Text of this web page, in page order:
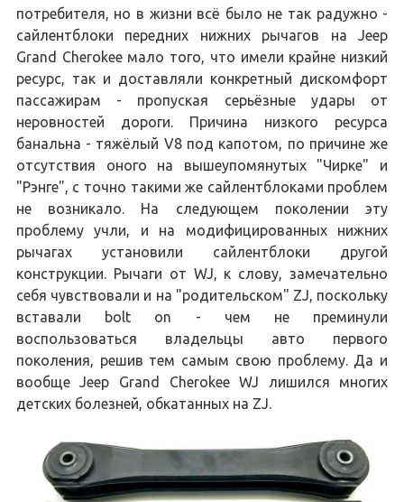
потребителя, но в жизни всё было не так радужно -
сайлентблоки передних нижних рычагов на Jeep
Grand Cherokee мало того, что имели крайне низкий
ресурс, так и доставляли конкретный дискомфорт
пассажирам - пропуская серьёзные удары от
неровностей дороги. Причина низкого ресурса
банальна - тяжёлый V8 под капотом, по причине же
отсутствия оного на вышеупомянутых "Чирке" и
"Рэнге", с точно такими же сайлентблоками проблем
не возникало. На следующем поколении эту
проблему учли, и на модифицированных нижних
рычагах установили сайлентблоки другой
конструкции. Рычаги от WJ, к слову, замечательно
себя чувствовали и на "родительском" ZJ, поскольку
вставали bolt on - чем не преминули
воспользоваться владельцы авто первого
поколения, решив тем самым свою проблему. Да и
вообще Jeep Grand Cherokee WJ лишился многих
детских болезней, обкатанных на ZJ.